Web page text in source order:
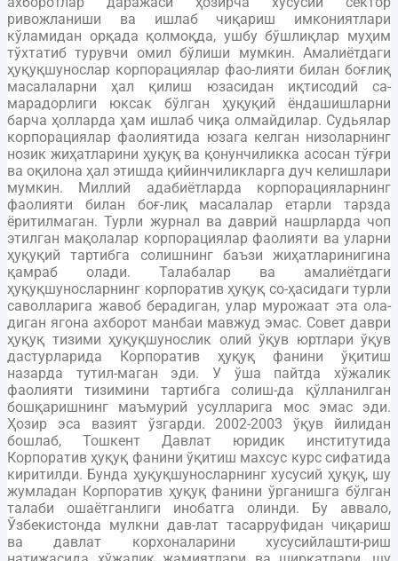
ривожланиши ва ишлаб чиқариш имкониятлари
кўламидан орқада қолмоқда, ушбу бўшлиқлар муҳим
тўхтатиб турувчи омил бўлиши мумкин. Амалиётдаги
ҳуқуқшунослар корпорациялар фао-лияти билан боғлиқ
масалаларни ҳал қилиш юзасидан иқтисодий са-
марадорлиги юксак бўлган ҳуқуқий ёндашишларни
барча ҳолларда ҳам ишлаб чиқа олмайдилар. Судьялар
корпорациялар фаолиятида юзага келган низоларнинг
нозик жиҳатларини ҳуқуқ ва қонунчиликка асосан тўғри
ва оқилона ҳал этишда қийинчиликларга дуч келишлари
мумкин. Миллий адабиётларда корпорацияларнинг
фаолияти билан боғ-лиқ масалалар етарли тарзда
ёритилмаган. Турли журнал ва даврий нашрларда чоп
этилган мақолалар корпорациялар фаолияти ва уларни
ҳуқуқий тартибга солишнинг баъзи жиҳатларинигина
қамраб олади. Талабалар ва амалиётдаги
ҳуқуқшуносларнинг корпоратив ҳуқуқ со-ҳасидаги турли
саволларига жавоб берадиган, улар мурожаат эта ола-
диган ягона ахборот манбаи мавжуд эмас. Совет даври
ҳуқуқ тизими ҳуқуқшунослик олий ўқув юртлари ўқув
дастурларида Корпоратив ҳуқуқ фанини ўқитиш
назарда тутил-маган эди. У ўша пайтда хўжалик
фаолияти тизимини тартибга солиш-да қўлланилган
бошқаришнинг маъмурий усулларига мос эмас эди.
Ҳозир эса вазият ўзгарди. 2002-2003 ўқув йилидан
бошлаб, Тошкент Давлат юридик институтида
Корпоратив ҳуқуқ фанини ўқитиш махсус курс сифатида
киритилди. Бунда ҳуқуқшуносларнинг хусусий ҳуқуқ, шу
жумладан Корпоратив ҳуқуқ фанини ўрганишга бўлган
талаби ошаётганлиги инобатга олинди. Бу аввало,
Ўзбекистонда мулкни дав-лат тасарруфидан чиқариш
ва давлат корхоналарини хусусийлашти-риш